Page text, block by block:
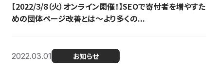
【2022/3/8（火）オンライン開催！】SEOで寄付者を増やすた
めの団体ページ改善とは～より多くの...
2022.03.01 お知らせ